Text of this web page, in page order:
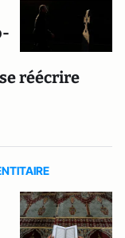
réécrire